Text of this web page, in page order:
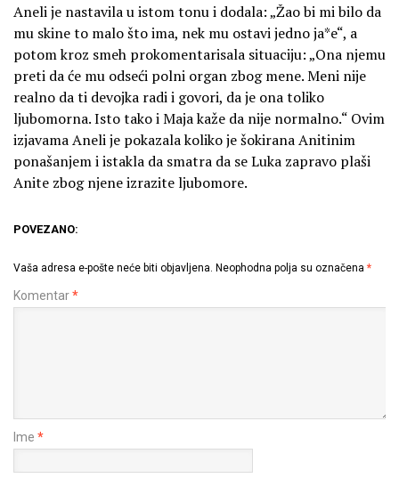
Aneli je nastavila u istom tonu i dodala: „Žao bi mi bilo da
mu skine to malo što ima, nek mu ostavi jedno ja*e“, a
potom kroz smeh prokomentarisala situaciju: „Ona njemu
preti da će mu odseći polni organ zbog mene. Meni nije
realno da ti devojka radi i govori, da je ona toliko
ljubomorna. Isto tako i Maja kaže da nije normalno.“ Ovim
izjavama Aneli je pokazala koliko je šokirana Anitinim
ponašanjem i istakla da smatra da se Luka zapravo plaši
Anite zbog njene izrazite ljubomore.
POVEZANO:
Vaša adresa e-pošte neće biti objavljena. Neophodna polja su označena *
Komentar*
Ime *